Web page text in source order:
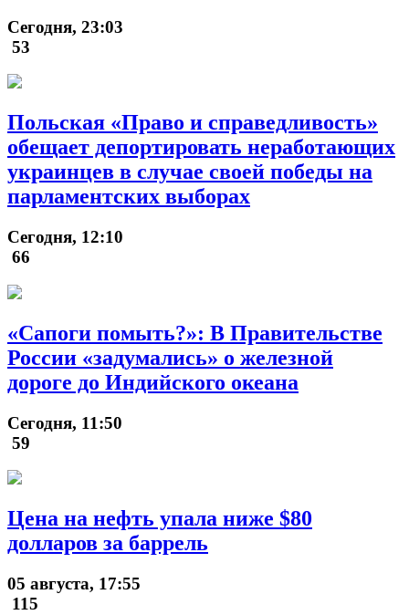
Сегодня, 23:03
53
Польская «Право и справедливость»
обещает депортировать неработающих
украинцев в случае своей победы на
парламентских выборах
Сегодня, 12:10
66
«Сапоги помыть?»: В Правительстве
России «задумались» о железной
дороге до Индийского океана
Сегодня, 11:50
59
Цена на нефть упала ниже $80
долларов за баррель
05 августа, 17:55
115